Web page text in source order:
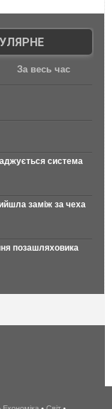
За весь час
система
заміж за чеха
позашляховика